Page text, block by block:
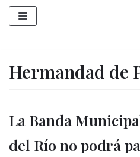
Saltar
al
Hermandad de
La Banda
del Río no podrá